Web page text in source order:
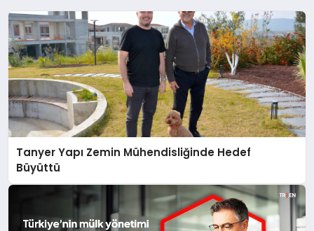
Tanyer Yapı Zemin Mühendisliğinde Hedef
Büyüttü